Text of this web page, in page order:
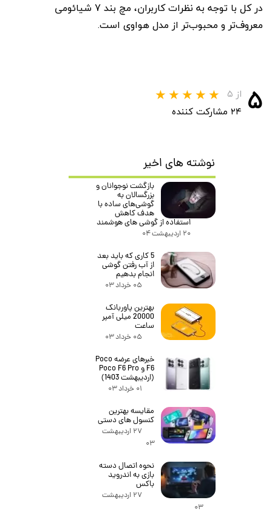
در کل با توجه به نظرات کاربران، مچ بند 7 شیائومی
معروف‌تر و محبوب‌تر از مدل هواوی است.
۵ از ۵
۲۴ مشارکت کننده
نوشته های اخیر
بازگشت نوجوانان و
بزرگسالان به
گوشی‌های ساده با
هدف کاهش
استفاده از گوشی های هوشمند
۲۰ اردیبهشت ۰۴
5 کاری که باید بعد
از آب رفتن گوشی
انجام بدهیم
۰۵ خرداد ۰۳
بهترین پاوربانک
20000 میلی آمپر
ساعت
۰۵ خرداد ۰۳
خبرهای عرضه Poco
F6 و Poco F6 Pro
(اردیبهشت 1403)
۰۱ خرداد ۰۳
مقایسه بهترین
کنسول های دستی
۲۷ اردیبهشت
۰۳
نحوه اتصال دسته
بازی به اندروید
باکس
۲۷ اردیبهشت
۰۳